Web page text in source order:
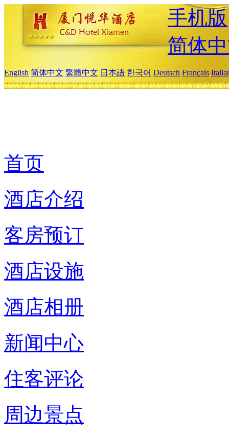
手机版
简体
English 简体中文 繁體中文 日本語 한국어 Deutsch Français
首页
酒店介绍
客房预订
酒店设施
酒店相册
新闻中心
住客评论
周边景点